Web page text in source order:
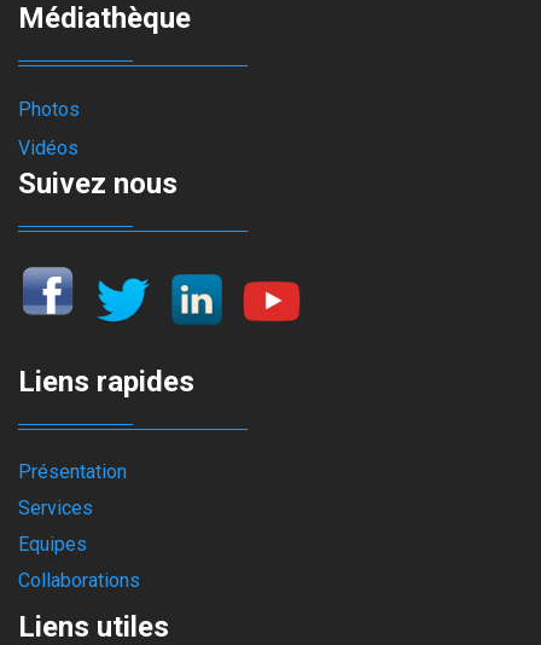
Médiathèque
Photos
Vidéos
Suivez nous
Liens rapides
Présentation
Services
Equipes
Collaborations
Liens utiles